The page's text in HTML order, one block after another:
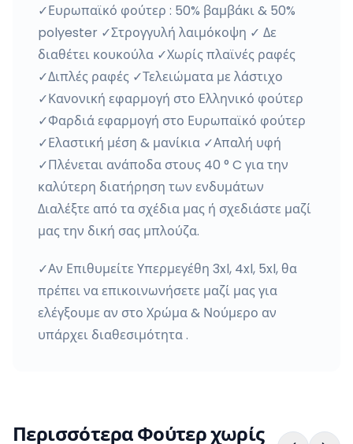
✓Ευρωπαϊκό φούτερ : 50% βαμβάκι & 50%
polyester ✓Στρογγυλή λαιμόκοψη ✓ Δε
διαθέτει κουκούλα ✓Χωρίς πλαϊνές ραφές
✓Διπλές ραφές ✓Τελειώματα με λάστιχο
✓Κανονική εφαρμογή στο Ελληνικό φούτερ
✓Φαρδιά εφαρμογή στο Ευρωπαϊκό φούτερ
✓Ελαστική μέση & μανίκια ✓Απαλή υφή
✓Πλένεται ανάποδα στους 40 ° C για την
καλύτερη διατήρηση των ενδυμάτων
Διαλέξτε από τα σχέδια μας ή σχεδιάστε μαζί
μας την δική σας μπλούζα.
✓Αν Επιθυμείτε Υπερμεγέθη 3xl, 4xl, 5xl, θα
πρέπει να επικοινωνήσετε μαζί μας για
ελέγξουμε αν στο Χρώμα & Νούμερο αν
υπάρχει διαθεσιμότητα .
Περισσότερα Φούτερ χωρίς